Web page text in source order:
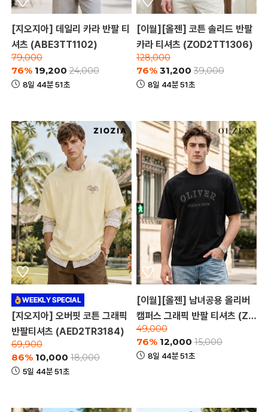
[지오지아] 데일리 카라 반팔 티
셔츠 (ABE3TT1102)
79,000
76% 19,200 24,000
8일 44분 51초
[이월][올젠] 코튼 솔리드 반팔
카라 티셔츠 (ZOD2TT1306)
128,000
76% 31,200 39,000
8일 44분 51초
[지오지아] 오버핏 코튼 그래픽
반팔티셔츠 (AED2TR3184)
69,900
86% 10,000 18,000
5일 44분 51초
[이월][올젠] 남녀공용 올리버
캠퍼스 그래픽 반팔 티셔츠 (ZM
D2TR1901_A)
49,000
76% 12,000 15,000
8일 44분 51초